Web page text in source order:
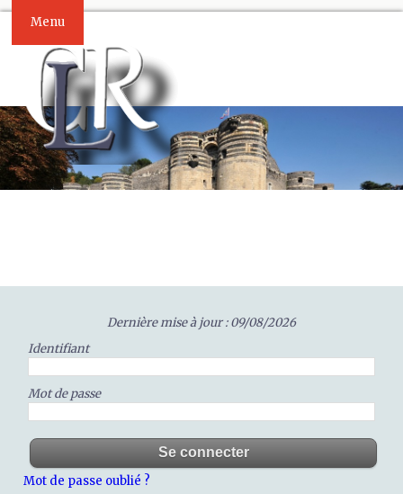
Menu
Dernière mise à jour : 09/08/2026
Identifiant
Mot de passe
Mot de passe oublié ?